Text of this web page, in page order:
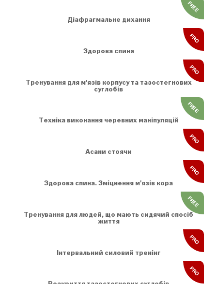
Діафрагмальне дихання
FREE
Здорова спина
PRO
Тренування для м'язів корпусу та тазостегнових
суглобів
PRO
Техніка виконання черевних маніпуляцій
FREE
Асани стоячи
PRO
Здорова спина. Зміцнення м'язів кора
PRO
Тренування для людей, що мають сидячий спосіб
життя
FREE
Інтервальний силовий тренінг
PRO
PRO